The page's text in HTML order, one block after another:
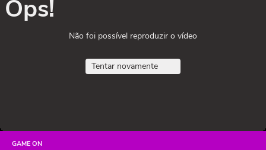
Ops!
Não foi possível reproduzir o vídeo
Tentar novamente
GAME ON